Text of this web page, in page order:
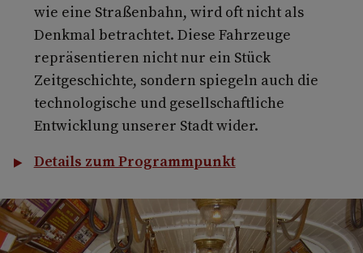
wie eine Straßenbahn, wird oft nicht als
Denkmal betrachtet. Diese Fahrzeuge
repräsentieren nicht nur ein Stück
Zeitgeschichte, sondern spiegeln auch die
technologische und gesellschaftliche
Entwicklung unserer Stadt wider.
Details zum Programmpunkt